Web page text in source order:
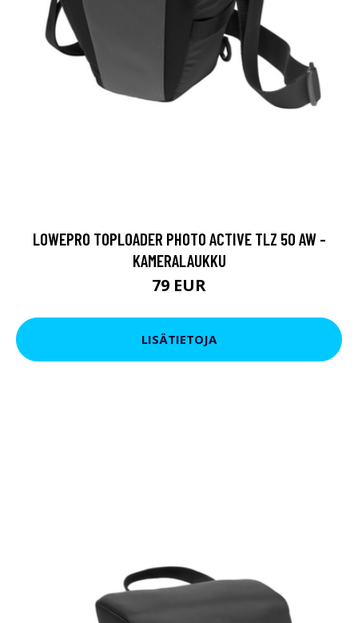
LOWEPRO TOPLOADER PHOTO ACTIVE TLZ 50 AW -
KAMERALAUKKU
79 EUR
LISÄTIETOJA